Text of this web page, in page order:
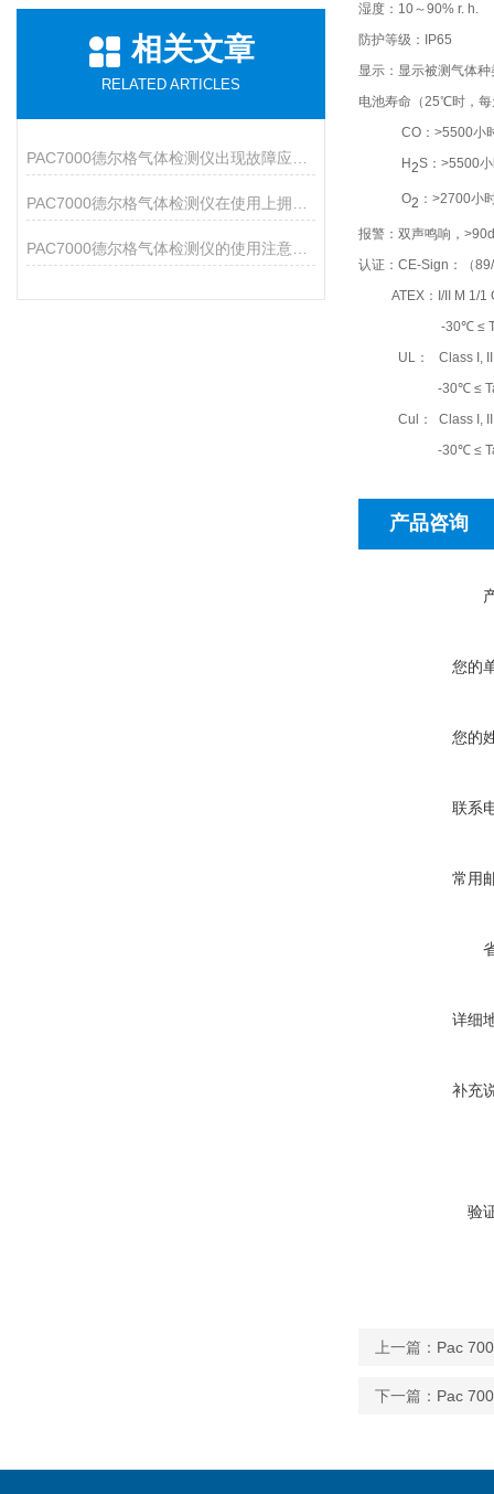
相关文章
RELATED ARTICLES
湿度：10～90% r. h.
防护等级：IP65
显示：显示被测气体
电池寿命（25℃时，
CO：>5500小
H2S：>5500
O2 ：>2700小
报警：双声鸣响，
认证：CE-Sign：（
ATEX：I/II M 1/1
-30℃ ≤ Ta
UL： Class I, II Div
-30℃ ≤ Ta
Cul： Class I, II Div
-30℃ ≤ Ta ≤
产品咨询
您的
您的
联系
常用
详细
补充
验
上一篇： Pac
下一篇： Pac